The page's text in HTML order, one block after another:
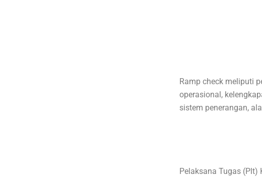
Ramp check meliputi
operasional,
sistem penerangan,
Pelaksana Tugas (Plt)